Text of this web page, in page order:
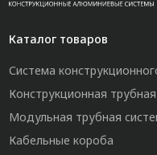
Каталог товаров
Система
Конструкционная
Модульная трубная
Кабельные короба